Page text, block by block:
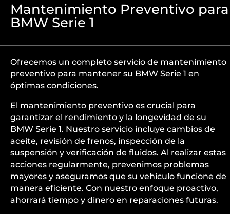
Mantenimiento Preventivo para
BMW Serie 1
Ofrecemos un completo servicio de mantenimiento
preventivo para mantener su BMW Serie 1 en
óptimas condiciones.
El mantenimiento preventivo es crucial para
garantizar el rendimiento y la longevidad de su
BMW Serie 1. Nuestro servicio incluye cambios de
aceite, revisión de frenos, inspección de la
suspensión y verificación de fluidos. Al realizar estas
acciones regularmente, prevenimos problemas
mayores y aseguramos que su vehículo funcione de
manera eficiente. Con nuestro enfoque proactivo,
ahorrará tiempo y dinero en reparaciones futuras.